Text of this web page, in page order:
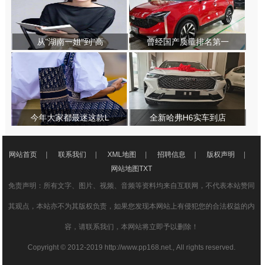
从"湖南一姐"到"高 曾经国产质量排名第一
今年大家都最迷这款L 全新哈弗H6实车到店
网站首页 | 联系我们 | XML地图 | 招聘信息 | 版权声明
|
网站地图TXT
免责声明：所有文字、图片、视频、音频等资料均来自互联网，不代表本站赞同
其观点，本站亦不为其版权负责，如果您发现本网站上有侵犯您的合法权益的内
容，请联系我们，本网站将立即予以删除！
Copyright © 2012-2019 http://www.pp168.net., All rights reserved.